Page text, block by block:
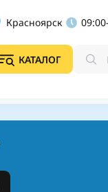
Красноярск
КАТАЛОГ